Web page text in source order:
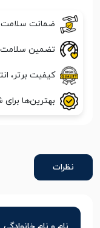
ضمانت سلامت
تضمین سلامت
کیفیت برتر،
بهترین‌ها برای
نظرات